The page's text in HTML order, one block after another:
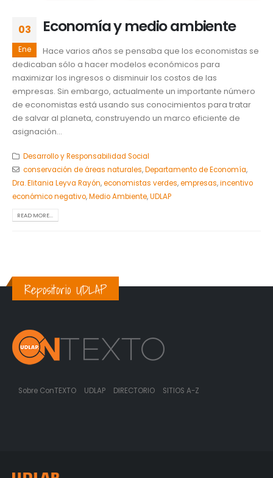
03
Ene
Economía y medio ambiente
Hace varios años se pensaba que los economistas se
dedicaban sólo a hacer modelos económicos para
maximizar los ingresos o disminuir los costos de las
empresas. Sin embargo, actualmente un importante número
de economistas está usando sus conocimientos para tratar
de salvar al planeta, construyendo un marco eficiente de
asignación...
Desarrollo y Responsabilidad Social
conservación de áreas naturales,Departamento de Economía,
Dra. Elitania Leyva Rayón,economistas verdes,empresas,incentivo
económico negativo,Medio Ambiente,UDLAP
READ MORE...
Repositorio UDLAP
Sobre ConTEXTO UDLAP DIRECTORIO SITIOS A-Z